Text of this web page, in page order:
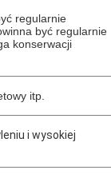
regularnie
być regularnie
konserwacji
itp.
i wysokiej